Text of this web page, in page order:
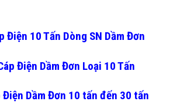
Điện 10 Tấn Dòng SN Dầm Đơn
Điện Dầm Đơn Loại 10 Tấn
Điện Dầm Đơn 10 tấn đến 30 tấn